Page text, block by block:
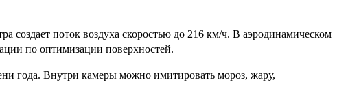
создает поток воздуха скоростью до 216 км/ч. В аэродинамическом
по оптимизации поверхностей.
года. Внутри камеры можно имитировать мороз, жару,